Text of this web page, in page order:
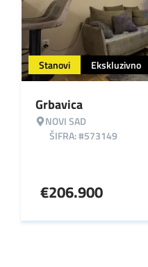
Stanovi Ekskluzivno
Grbavica
NOVI SAD
ŠIFRA: #573149
€206.900